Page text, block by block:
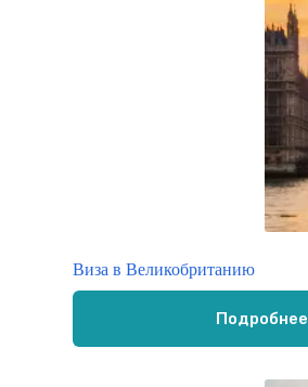
Виза в Великобританию
Подробнее